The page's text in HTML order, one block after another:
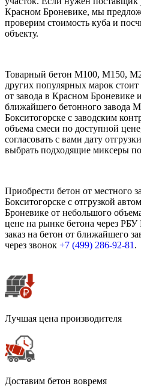
Красном Броневике, мы
проверим стоимость куба и
объекту.
Товарный бетон М100, М150,
других популярных марок стоит
от завода в Красном Броневике
ближайшего бетонного
Бокситогорске с заводским
объема смеси по доступной
согласовать с вами дату
выбрать подходящие миксеры по
Приобрести бетон от местного
Бокситогорске с отгрузкой
Броневике от небольшого
цене на рынке бетона через
заказ на бетон от ближайшего
через звонок +7 (499) 286-92-81 .
Лучшая цена производителя
Доставим бетон вовремя